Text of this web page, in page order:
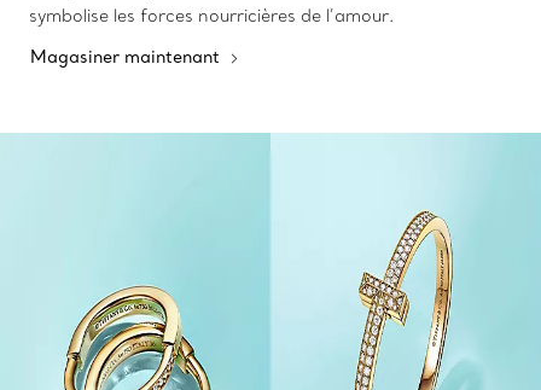
symbolise les forces nourricières de l’amour.
Magasiner maintenant